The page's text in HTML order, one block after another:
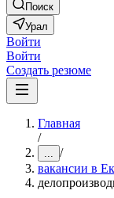
Поиск
Урал
Войти
Войти
Создать резюме
Главная
/
... /
вакансии в